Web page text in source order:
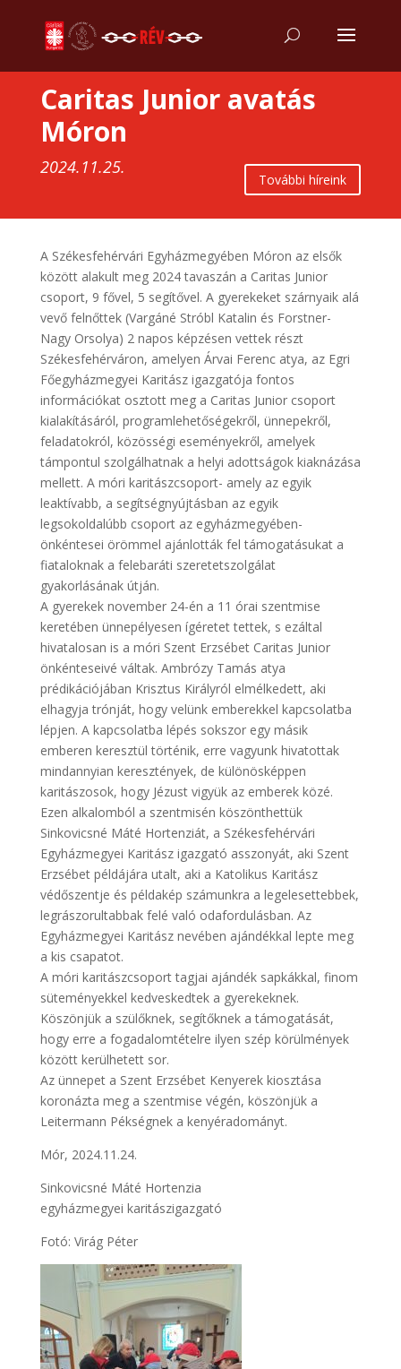
Caritas Junior avatás
Móron
2024.11.25.
További híreink
A Székesfehérvári Egyházmegyében Móron az elsők
között alakult meg 2024 tavaszán a Caritas Junior
csoport, 9 fővel, 5 segítővel. A gyerekeket szárnyaik alá
vevő felnőttek (Vargáné Stróbl Katalin és Forstner-
Nagy Orsolya) 2 napos képzésen vettek részt
Székesfehérváron, amelyen Árvai Ferenc atya, az Egri
Főegyházmegyei Karitász igazgatója fontos
információkat osztott meg a Caritas Junior csoport
kialakításáról, programlehetőségekről, ünnepekről,
feladatokról, közösségi eseményekről, amelyek
támpontul szolgálhatnak a helyi adottságok kiaknázása
mellett. A móri karitászcsoport- amely az egyik
leaktívabb, a segítségnyújtásban az egyik
legsokoldalúbb csoport az egyházmegyében-
önkéntesei örömmel ajánlották fel támogatásukat a
fiataloknak a felebaráti szeretetszolgálat
gyakorlásának útján.
A gyerekek november 24-én a 11 órai szentmise
keretében ünnepélyesen ígéretet tettek, s ezáltal
hivatalosan is a móri Szent Erzsébet Caritas Junior
önkénteseivé váltak. Ambrózy Tamás atya
prédikációjában Krisztus Királyról elmélkedett, aki
elhagyja trónját, hogy velünk emberekkel kapcsolatba
lépjen. A kapcsolatba lépés sokszor egy másik
emberen keresztül történik, erre vagyunk hivatottak
mindannyian keresztények, de különösképpen
karitászosok, hogy Jézust vigyük az emberek közé.
Ezen alkalomból a szentmisén köszönthettük
Sinkovicsné Máté Hortenziát, a Székesfehérvári
Egyházmegyei Karitász igazgató asszonyát, aki Szent
Erzsébet példájára utalt, aki a Katolikus Karitász
védőszentje és példakép számunkra a legelesettebbek,
legrászorultabbak felé való odafordulásban. Az
Egyházmegyei Karitász nevében ajándékkal lepte meg
a kis csapatot.
A móri karitászcsoport tagjai ajándék sapkákkal, finom
süteményekkel kedveskedtek a gyerekeknek.
Köszönjük a szülőknek, segítőknek a támogatását,
hogy erre a fogadalomtételre ilyen szép körülmények
között kerülhetett sor.
Az ünnepet a Szent Erzsébet Kenyerek kiosztása
koronázta meg a szentmise végén, köszönjük a
Leitermann Pékségnek a kenyéradományt.
Mór, 2024.11.24.
Sinkovicsné Máté Hortenzia
egyházmegyei karitászigazgató
Fotó: Virág Péter